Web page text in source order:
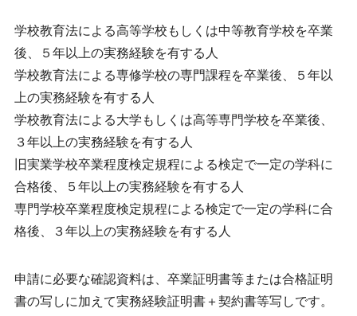
学校教育法による高等学校もしくは中等教育学校を卒業
後、５年以上の実務経験を有する人
学校教育法による専修学校の専門課程を卒業後、５年以
上の実務経験を有する人
学校教育法による大学もしくは高等専門学校を卒業後、
３年以上の実務経験を有する人
旧実業学校卒業程度検定規程による検定で一定の学科に
合格後、５年以上の実務経験を有する人
専門学校卒業程度検定規程による検定で一定の学科に合
格後、３年以上の実務経験を有する人
申請に必要な確認資料は、卒業証明書等または合格証明
書の写しに加えて実務経験証明書＋契約書等写しです。